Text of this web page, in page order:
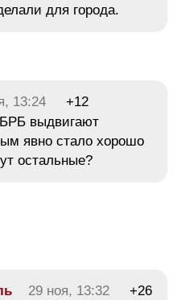
для города.
13:24
+12
БРБ выдвигают
явно стало хорошо
остальные?
29 ноя, 13:32 +26